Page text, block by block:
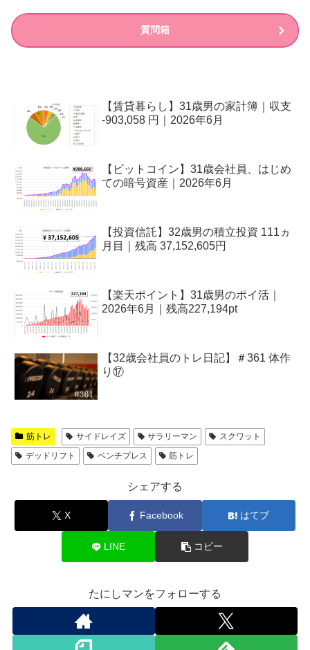
質問箱
【賃貸暮らし】31歳男の家計簿｜収支
-903,058 円｜2026年6月
【ビットコイン】31歳会社員、はじめ
ての暗号資産｜2026年6月
【投資信託】32歳男の積立投資 111ヵ
月目｜残高 37,152,605円
【楽天ポイント】31歳男のポイ活｜
2026年6月｜残高227,194pt
【32歳会社員のトレ日記】＃361 体作
り⑰
筋トレ サイドレイズ サラリーマン
スクワット
デッドリフト
ベンチプレス 筋トレ
シェアする
X Facebook はてブ
LINE コピー
たにしマンをフォローする